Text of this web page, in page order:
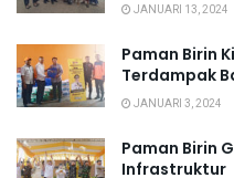
JANUARI 13, 2024
Paman Birin
Terdampak
JANUARI 3, 2024
Paman Birin
Infrastruktur